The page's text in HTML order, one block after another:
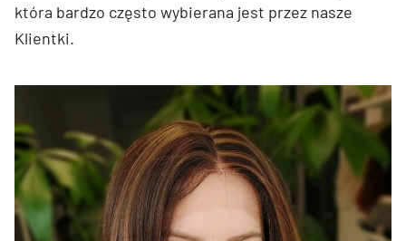
która bardzo często wybierana jest przez nasze
Klientki.